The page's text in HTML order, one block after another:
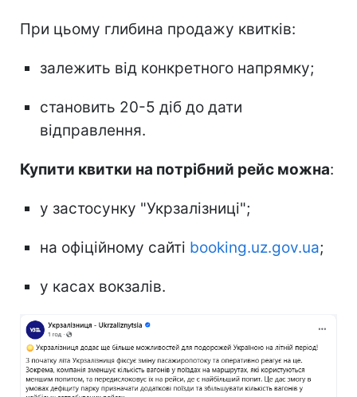
При цьому глибина продажу квитків:
залежить від конкретного напрямку;
становить 20-5 діб до дати
відправлення.
Купити квитки на потрібний рейс можна:
у застосунку "Укрзалізниці";
на офіційному сайті booking.uz.gov.ua;
у касах вокзалів.